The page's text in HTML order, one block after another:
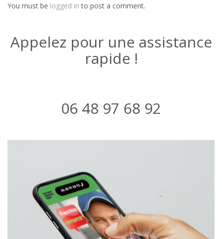
You must be logged in to post a comment.
Appelez pour une assistance
rapide !
06 48 97 68 92